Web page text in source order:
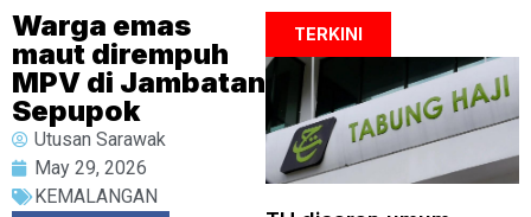
Warga emas
maut dirempuh
MPV di Jambatan
Sepupok
Utusan Sarawak
May 29, 2026
KEMALANGAN
TERKINI